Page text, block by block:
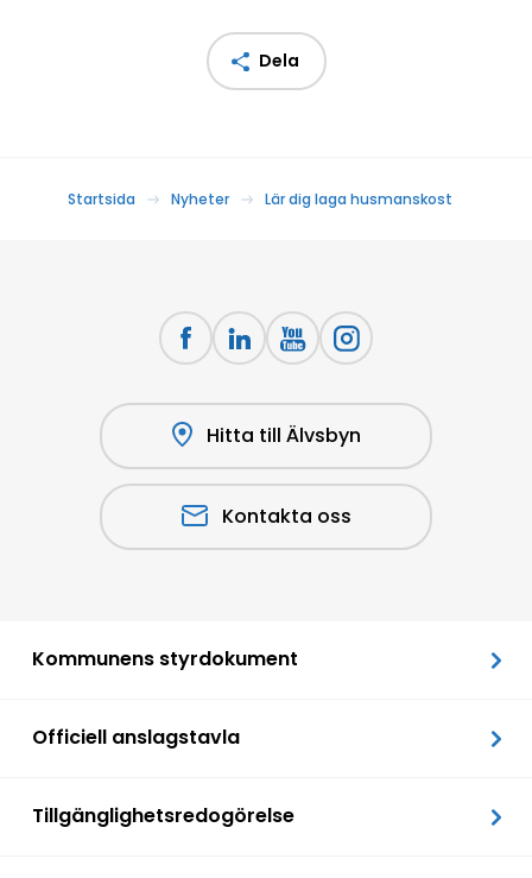
Dela
Startsida Nyheter Lär dig laga husmanskost
Hitta till Älvsbyn
Kontakta oss
Kommunens styrdokument
Officiell anslagstavla
Tillgänglighetsredogörelse